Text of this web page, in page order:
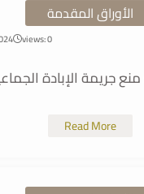
الأوراق المقدمة
views: 0
جريمة الإبادة
Read More